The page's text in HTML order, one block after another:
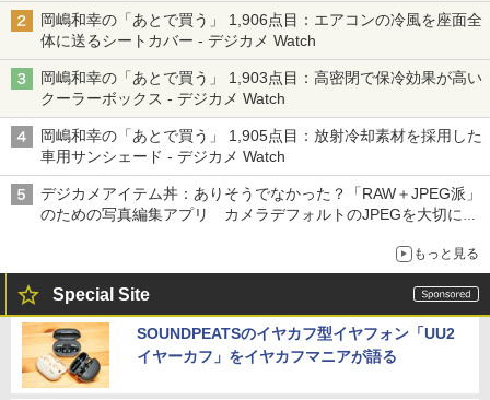
岡嶋和幸の「あとで買う」 1,906点目：エアコンの冷風を座面全
体に送るシートカバー - デジカメ Watch
岡嶋和幸の「あとで買う」 1,903点目：高密閉で保冷効果が高い
クーラーボックス - デジカメ Watch
岡嶋和幸の「あとで買う」 1,905点目：放射冷却素材を採用した
車用サンシェード - デジカメ Watch
デジカメアイテム丼：ありそうでなかった？「RAW＋JPEG派」
のための写真編集アプリ カメラデフォルトのJPEGを大切にす
もっと見る
Special Site
SOUNDPEATSのイヤカフ型イヤフォン「UU2
イヤーカフ」をイヤカフマニアが語る